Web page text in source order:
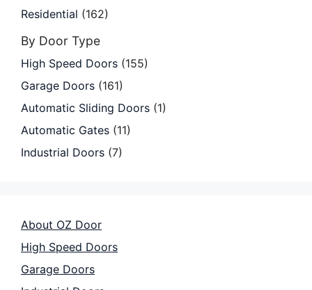
Residential (162)
By Door Type
High Speed Doors (155)
Garage Doors (161)
Automatic Sliding Doors (1)
Automatic Gates (11)
Industrial Doors (7)
About OZ Door
High Speed Doors
Garage Doors